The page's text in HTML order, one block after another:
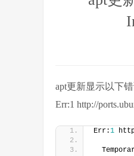
apt更新显示以下错
Err:1 http://
Err:1